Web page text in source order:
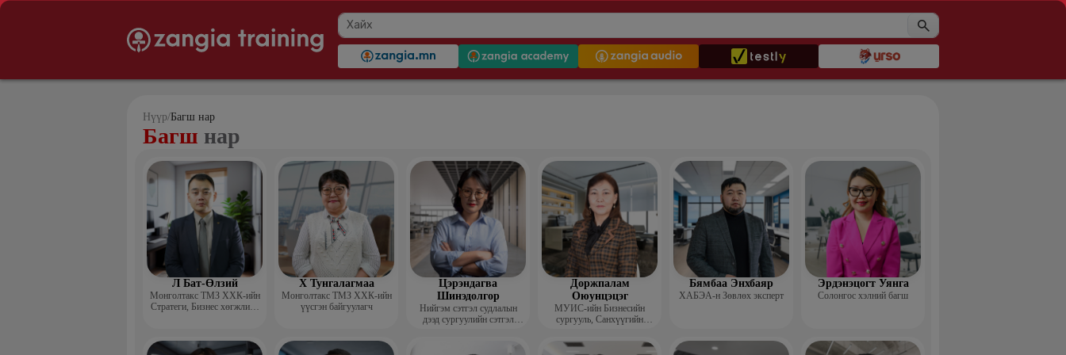
Нүүр/Багш нар
Багш нар
Л Бат-Өлзий
Монголтакс ТМЗ ХХК-ийн
Стратеги, Бизнес хөгжлийн
Х Тунгалагмаа
Монголтакс ТМЗ ХХК-ийн
үүсгэн байгуулагч
Цэрэндагва
Шинэдолгор
Нийгэм сэтгэл судлалын
дээд сургуулийн сэтгэл
Доржпалам
Оюунцэцэг
МУИС-ийн Бизнесийн
сургууль, Санхүүгийн
Бямбаа Энхбаяр
ХАБЭА-н Зөвлөх эксперт
Эрдэнэцогт Уянга
Солонгос хэлний багш